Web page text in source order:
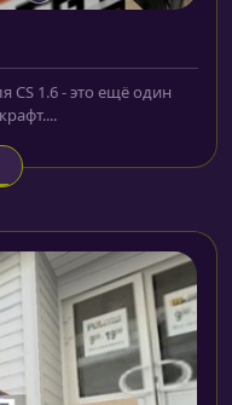
CS 1.6 - это ещё один